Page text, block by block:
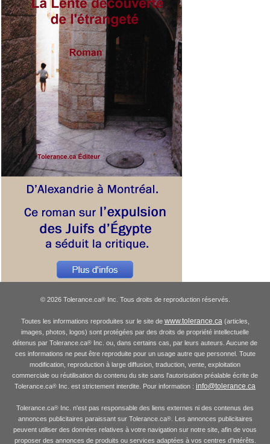
© 2026 Tolerance.ca®Inc. Tous droits de reproduction réservés.
Toutes les informations reproduites sur le site de www.tolerance.ca(articles,
images, photos, logos) sont protégées par des droits de propriété intellectuelle
détenus par Tolerance.ca® Inc. ou, dans certains cas, par leurs auteurs. Aucune de
ces informations ne peut être reproduite pour un usage autre que personnel. Toute
modification, reproduction à large diffusion, traduction, vente, exploitation
commerciale ou réutilisation du contenu du site sans l'autorisation préalable écrite de
Tolerance.ca® Inc. est strictement interdite. Pour information : info@tolerance.ca
Tolerance.ca® Inc. n'est pas responsable des liens externes ni des contenus des
annonces publicitaires paraissant sur Tolerance.ca®. Les annonces publicitaires
peuvent utiliser des données relatives à votre navigation sur notre site, afin de vous
proposer des annonces de produits ou services adaptées à vos centres d'intérêts.